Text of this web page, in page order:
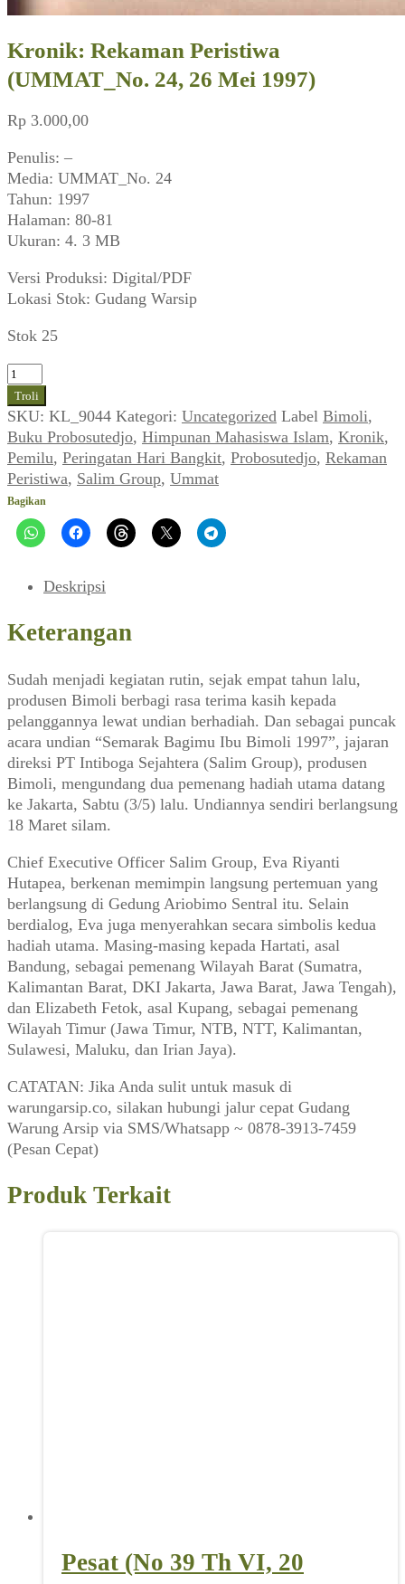
Kronik: Rekaman Peristiwa
(UMMAT_No. 24, 26 Mei 1997)
Rp 3.000,00
Penulis: –
Media: UMMAT_No. 24
Tahun: 1997
Halaman: 80-81
Ukuran: 4. 3 MB
Versi Produksi: Digital/PDF
Lokasi Stok: Gudang Warsip
Stok 25
Kuantitas
Kronik:
Rekaman
Peristiwa
(UMMAT_No.
24,
26
Mei
1997)
Troli
SKU: KL_9044 Kategori: Uncategorized Label Bimoli,
Buku Probosutedjo, Himpunan Mahasiswa Islam, Kronik,
Pemilu, Peringatan Hari Bangkit, Probosutedjo, Rekaman
Peristiwa, Salim Group, Ummat
Bagikan
Deskripsi
Keterangan
Sudah menjadi kegiatan rutin, sejak empat tahun lalu,
produsen Bimoli berbagi rasa terima kasih kepada
pelanggannya lewat undian berhadiah. Dan sebagai puncak
acara undian “Semarak Bagimu Ibu Bimoli 1997”, jajaran
direksi PT Intiboga Sejahtera (Salim Group), produsen
Bimoli, mengundang dua pemenang hadiah utama datang
ke Jakarta, Sabtu (3/5) lalu. Undiannya sendiri berlangsung
18 Maret silam.
Chief Executive Officer Salim Group, Eva Riyanti
Hutapea, berkenan memimpin langsung pertemuan yang
berlangsung di Gedung Ariobimo Sentral itu. Selain
berdialog, Eva juga menyerahkan secara simbolis kedua
hadiah utama. Masing-masing kepada Hartati, asal
Bandung, sebagai pemenang Wilayah Barat (Sumatra,
Kalimantan Barat, DKI Jakarta, Jawa Barat, Jawa Tengah),
dan Elizabeth Fetok, asal Kupang, sebagai pemenang
Wilayah Timur (Jawa Timur, NTB, NTT, Kalimantan,
Sulawesi, Maluku, dan Irian Jaya).
CATATAN: Jika Anda sulit untuk masuk di
warungarsip.co, silakan hubungi jalur cepat Gudang
Warung Arsip via SMS/Whatsapp ~ 0878-3913-7459
(Pesan Cepat)
Produk Terkait
Pesat (No 39 Th VI, 20